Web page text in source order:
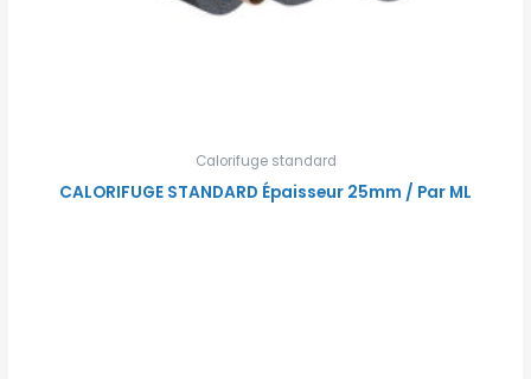
Calorifuge standard
CALORIFUGE STANDARD Épaisseur 25mm / Par ML